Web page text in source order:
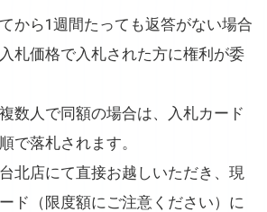
から1週間たっても返答がない場合
札価格で入札された方に権利が委
数人で同額の場合は、入札カード
で落札されます。
北店にて直接お越しいただき、現
ド（限度額にご注意ください）に